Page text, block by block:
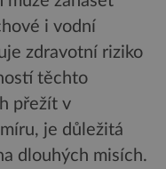
i vodní
zdravotní riziko
těchto
přežít v
je důležitá
dlouhých misích.